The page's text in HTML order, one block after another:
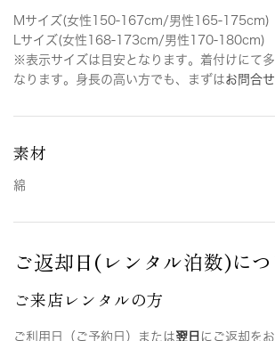
Mサイズ(女性150-167cm/男性165-175cm)
Lサイズ(女性168-173cm/男性170-180cm)
※表示サイズは目安となります。着付けにて
なります。身長の高い方でも、まずはお問合せ
素材
綿
ご返却日(レンタル泊数)に
ご来店レンタルの方
ご利用日（ご予約日）または翌日 にご返却を